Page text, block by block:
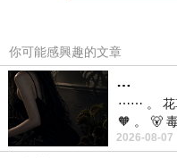
你可能感興趣的文章
…
⋯⋯ 。 花
🧡 。 🐻
前天購買
2026-08-07